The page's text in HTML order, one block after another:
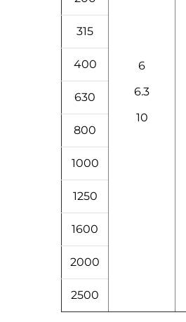
6
6.3
10
315
400
630
800
1000
1250
1600
2000
2500